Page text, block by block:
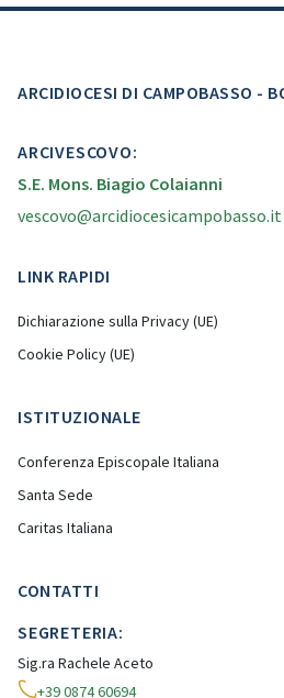
ARCIDIOCESI DI CAMPOBASSO -
ARCIVESCOVO:
S.E. Mons. Biagio Colaianni
vescovo@arcidiocesicampobasso.it
LINK RAPIDI
Dichiarazione sulla Privacy (UE)
Cookie Policy (UE)
ISTITUZIONALE
Conferenza Episcopale Italiana
Santa Sede
Caritas Italiana
CONTATTI
SEGRETERIA:
Sig.ra Rachele Aceto
+39 0874 60694